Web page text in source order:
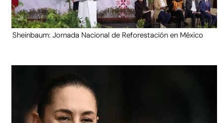
Sheinbaum: Jornada Nacional de Reforestación en México